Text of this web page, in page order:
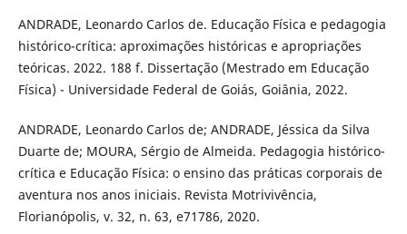
ANDRADE, Leonardo Carlos de. Educação Física e pedagogia
histórico-crítica: aproximações históricas e apropriações
teóricas. 2022. 188 f. Dissertação (Mestrado em Educação
Física) - Universidade Federal de Goiás, Goiânia, 2022.
ANDRADE, Leonardo Carlos de; ANDRADE, Jéssica da Silva
Duarte de; MOURA, Sérgio de Almeida. Pedagogia histórico-
crítica e Educação Física: o ensino das práticas corporais de
aventura nos anos iniciais. Revista Motrivivência,
Florianópolis, v. 32, n. 63, e71786, 2020.